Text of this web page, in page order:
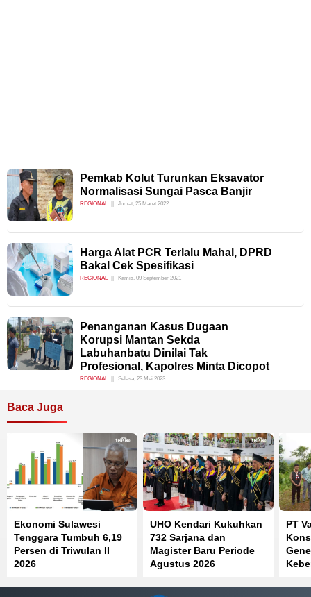
Pemkab Kolut Turunkan Eksavator
Normalisasi Sungai Pasca Banjir
REGIONAL Jumat, 25 Maret 2022
Harga Alat PCR Terlalu Mahal, DPRD
Bakal Cek Spesifikasi
REGIONAL Kamis, 09 September 2021
Penanganan Kasus Dugaan
Korupsi Mantan Sekda
Labuhanbatu Dinilai Tak
Profesional, Kapolres Minta Dicopot
REGIONAL Selasa, 23 Mei 2023
Baca Juga
Ekonomi Sulawesi
Tenggara Tumbuh 6,19
Persen di Triwulan II
2026
UHO Kendari Kukuhkan
732 Sarjana dan
Magister Baru Periode
Agustus 2026
PT